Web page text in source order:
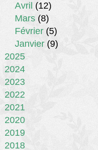
Avril (12)
Mars (8)
Février (5)
Janvier (9)
2025
2024
2023
2022
2021
2020
2019
2018